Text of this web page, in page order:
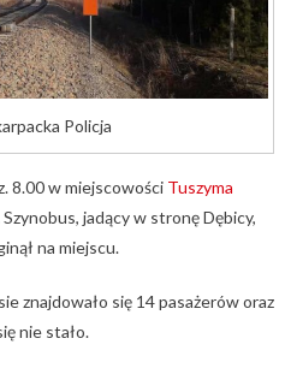
Policja
8.00 w miejscowości Tuszyma
jadący w stronę Dębicy,
na miejscu.
znajdowało się 14 pasażerów oraz
nie stało.